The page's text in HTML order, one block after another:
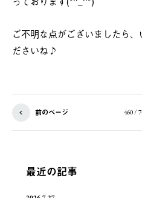
ご不明な点がございましたら
ださいね♪
前のページ 460 /
最近の記事